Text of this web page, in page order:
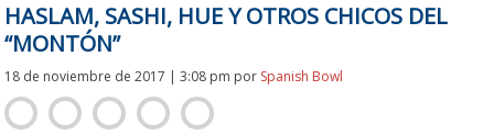
HASLAM, SASHI, HUE Y OTROS CHICOS DEL
“MONTÓN”
18 de noviembre de 2017 | 3:08 pm por Spanish Bowl